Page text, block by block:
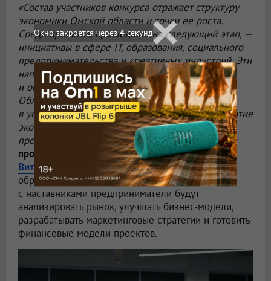
«Состав участников конкурса отражает структуру
экономики Омской области и точки ее роста.
Среди проектов, прошедших на следующий этап, —
инициативы в сфере IT, образования, социального
предпринимательства и креативных индустрий. Эти
направления сегодня востребованы в регионе
и обладают высоким потенциалом развития.
Областное правительство заинтересовано
в успешном развитии проектов и вкладе в развитие
экономики региона. Мы готовы поддерживать
предпринимателей на всех этапах»,—
прокомментировал губернатор Омской области
Виталий Хоценко
Дальше участников ждут
образовательные и конкурсные этапы. Вместе
с наставниками предприниматели будут
анализировать рынок, улучшать бизнес-модели,
разрабатывать маркетинговые стратегии и готовить
финансовые модели проектов.
Окно закроется через3секунд